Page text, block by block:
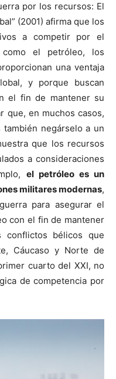
por los recursos: El
(2001) afirma que los
a competir por el
el petróleo, los
una ventaja
y porque buscan
el fin de mantener su
que, en muchos casos,
negárselo a un
que los recursos
a consideraciones
el petróleo es un
militares modernas,
para asegurar el
con el fin de mantener
conflictos bélicos que
Cáucaso y Norte de
cuarto del XXI, no
de competencia por